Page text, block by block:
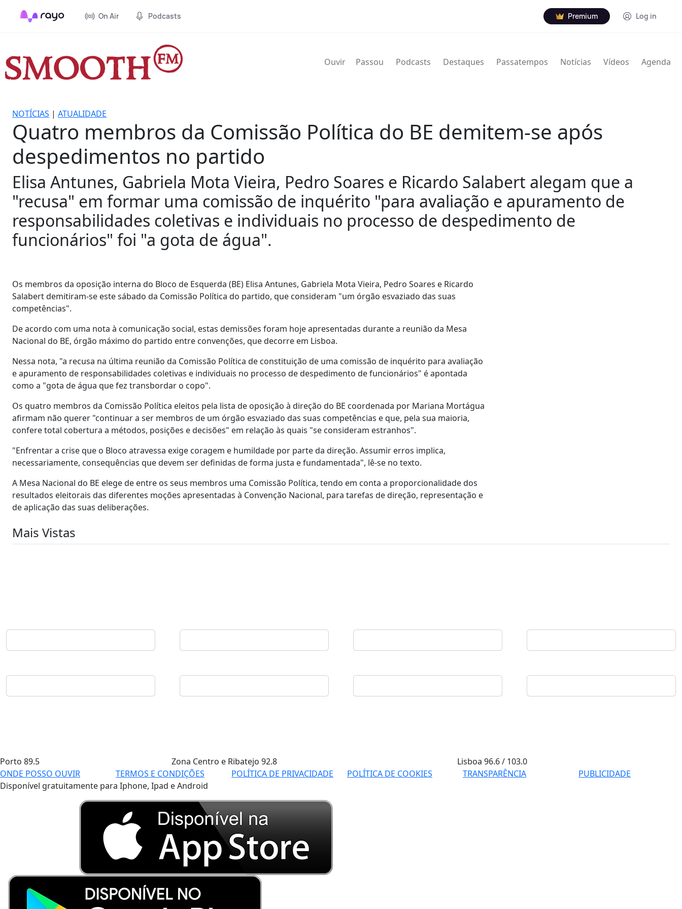
On Air Podcasts Premium Log in
Ouvir Passou Podcasts Destaques Passatempos Notícias Vídeos Agenda
NOTÍCIAS | ATUALIDADE
Quatro membros da Comissão Política do BE demitem-se após
despedimentos no partido
Elisa Antunes, Gabriela Mota Vieira, Pedro Soares e Ricardo Salabert alegam que a
"recusa" em formar uma comissão de inquérito "para avaliação e apuramento de
responsabilidades coletivas e individuais no processo de despedimento de
funcionários" foi "a gota de água".
Os membros da oposição interna do Bloco de Esquerda (BE) Elisa Antunes, Gabriela Mota Vieira, Pedro Soares e Ricardo
Salabert demitiram-se este sábado da Comissão Política do partido, que consideram "um órgão esvaziado das suas
competências".
De acordo com uma nota à comunicação social, estas demissões foram hoje apresentadas durante a reunião da Mesa
Nacional do BE, órgão máximo do partido entre convenções, que decorre em Lisboa.
Nessa nota, "a recusa na última reunião da Comissão Política de constituição de uma comissão de inquérito para avaliação
e apuramento de responsabilidades coletivas e individuais no processo de despedimento de funcionários" é apontada
como a "gota de água que fez transbordar o copo".
Os quatro membros da Comissão Política eleitos pela lista de oposição à direção do BE coordenada por Mariana Mortágua
afirmam não querer "continuar a ser membros de um órgão esvaziado das suas competências e que, pela sua maioria,
confere total cobertura a métodos, posições e decisões" em relação às quais "se consideram estranhos".
"Enfrentar a crise que o Bloco atravessa exige coragem e humildade por parte da direção. Assumir erros implica,
necessariamente, consequências que devem ser definidas de forma justa e fundamentada", lê-se no texto.
A Mesa Nacional do BE elege de entre os seus membros uma Comissão Política, tendo em conta a proporcionalidade dos
resultados eleitorais das diferentes moções apresentadas à Convenção Nacional, para tarefas de direção, representação e
de aplicação das suas deliberações.
Mais Vistas
Porto 89.5 Zona Centro e Ribatejo 92.8 Lisboa96.6 / 103.0
ONDE POSSO OUVIR
TERMOS E CONDIÇÕES POLÍTICA DE PRIVACIDADE POLÍTICA DE COOKIES TRANSPARÊNCIA
PUBLICIDADE
Disponível gratuitamente para Iphone, Ipad e Android